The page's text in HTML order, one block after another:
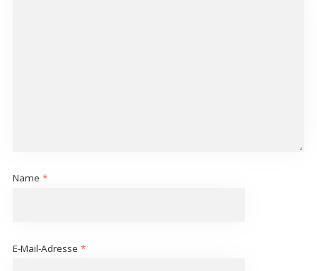
Name *
E-Mail-Adresse *